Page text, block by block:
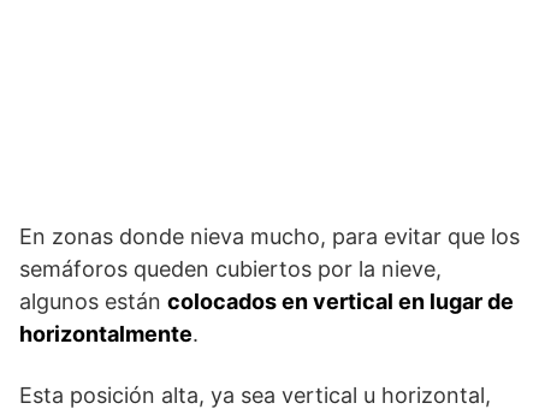
En zonas donde nieva mucho, para evitar que los
semáforos queden cubiertos por la nieve,
algunos están colocados en vertical en lugar de
horizontalmente.
Esta posición alta, ya sea vertical u horizontal,